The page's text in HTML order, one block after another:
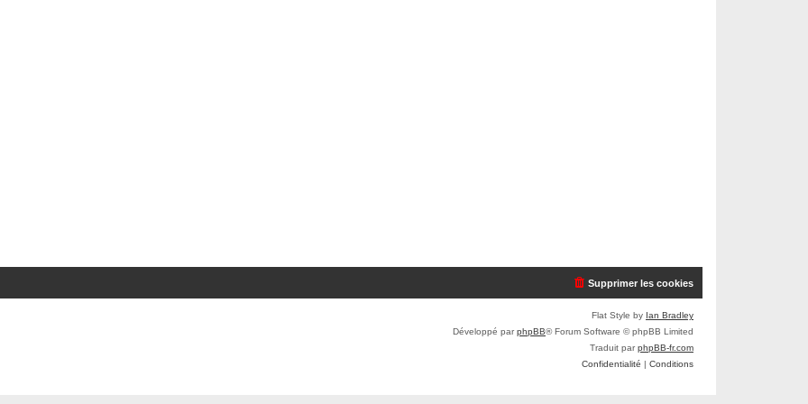
Supprimer les cookies
Flat Style by Ian Bradley
Développé parphpBB® Forum Software © phpBB Limited
Traduit parphpBB-fr.com
Confidentialité | Conditions